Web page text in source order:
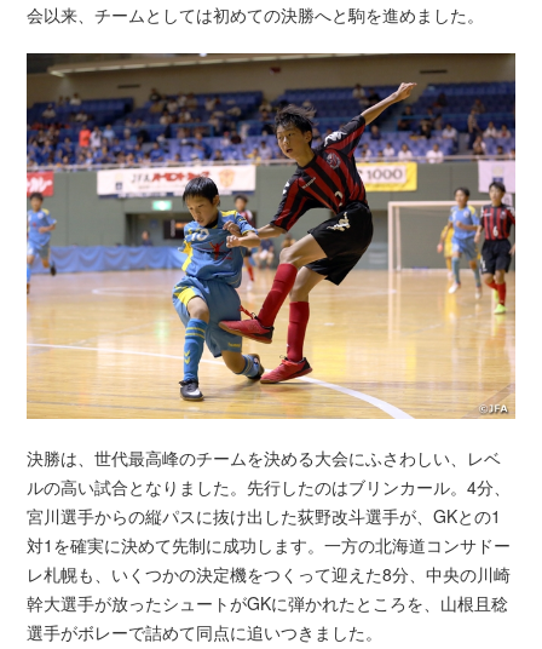
会以来、チームとしては初めての決勝へと駒を進めました。
決勝は、世代最高峰のチームを決める大会にふさわしい、レベ
ルの高い試合となりました。先行したのはブリンカール。4分、
宮川選手からの縦パスに抜け出した荻野改斗選手が、GKとの1
対1を確実に決めて先制に成功します。一方の北海道コンサドー
レ札幌も、いくつかの決定機をつくって迎えた8分、中央の川崎
幹大選手が放ったシュートがGKに弾かれたところを、山根且稔
選手がボレーで詰めて同点に追いつきました。